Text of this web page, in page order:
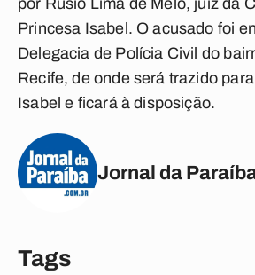
por Rusio Lima de Melo, juiz da
Princesa Isabel. O acusado foi
Delegacia de Polícia Civil do
Recife, de onde será trazido
Isabel e ficará à disposição.
Jornal da
Tags